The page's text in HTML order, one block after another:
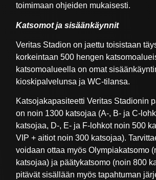
toimimaan ohjeiden mukaisesti.
Katsomot ja sisäänkäynnit
Veritas Stadion on jaettu toisistaan
korkeintaan 500 hengen
katsomoalueella on omat
kioskipalvelunsa ja WC-tilansa.
Katsojakapasiteetti Veritas Stadionin
on noin 1300 katsojaa (A-, B- ja C-
katsojaa, D-, E- ja F-lohkot noin 500
VIP + aitiot noin 300 katsojaa).
voidaan ottaa myös Olympiakatsomo
katsojaa) ja päätykatsomo (noin 800
pitävät sisällään myös tapahtuman